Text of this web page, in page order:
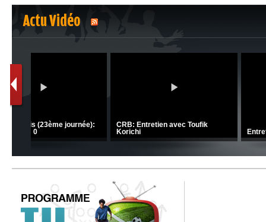
Actu Vidéo
1 2
CRB: Entretien avec Toufik
Ligue 1 Mobilis (23ème journée):